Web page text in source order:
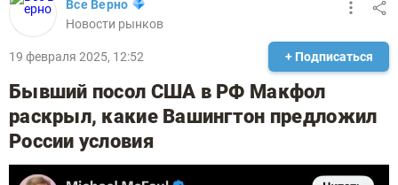
Все Верно
Новости рынков
19 февраля 2025, 12:52 + Подписаться
Бывший посол США в РФ Макфол
раскрыл, какие Вашингтон предложил
России условия